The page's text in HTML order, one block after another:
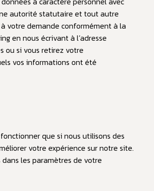
autorité statutaire et tout autre
votre demande conformément à la
en nous écrivant à l’adresse
ou si vous retirez votre
vos informations ont été
que si nous utilisons des
votre expérience sur notre site.
les paramètres de votre